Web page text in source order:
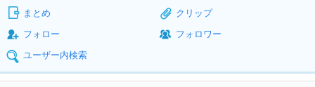
まとめ
クリップ
フォロー
フォロワー
ユーザー内検索